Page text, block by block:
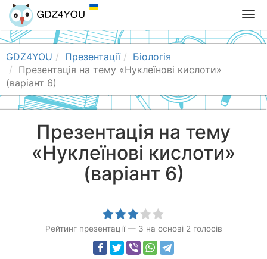
T
o
g
n
a
GDZ4YOU Презентації
Біологія
Презентація на тему «Нуклеїнові кислоти»
(варіант 6)
Презентація на тему
«Нуклеїнові кислоти»
(варіант 6)
Рейтинг презентації — 3 на основі 2 голосів